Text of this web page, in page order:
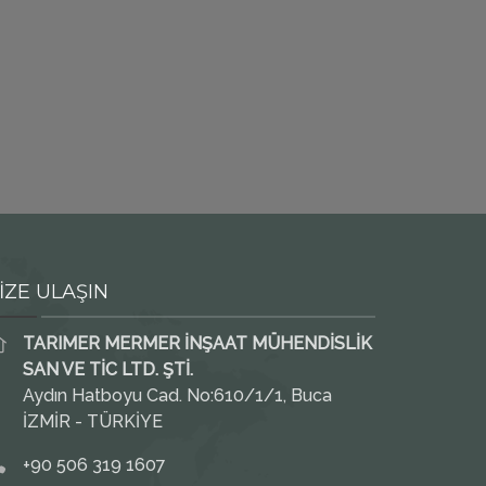
ULAŞIN
TARIMER MERMER İNŞAAT MÜHENDİSLİK
SAN VE TİC LTD. ŞTİ.
Aydın Hatboyu Cad. No:610/1/1, Buca
İZMİR - TÜRKİYE
+90 506 319 1607